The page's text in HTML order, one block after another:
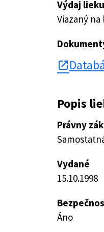
Výdaj lieku
Viazaný
open_in_new
Popis
Právny
Vydané
15.10.1998
Áno